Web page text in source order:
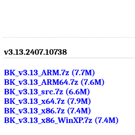
v3.13.2407.10738
BK_v3.13_ARM.7z (7.7M)
BK_v3.13_ARM64.7z (7.6M)
BK_v3.13_src.7z (6.6M)
BK_v3.13_x64.7z (7.9M)
BK_v3.13_x86.7z (7.4M)
BK_v3.13_x86_WinXP.7z (7.4M)